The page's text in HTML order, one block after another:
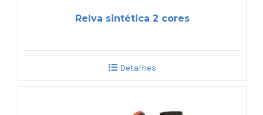
Relva sintética 2 cores
Detalhes